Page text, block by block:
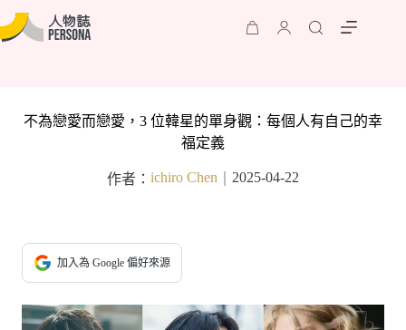
不為戀愛而戀愛，3 位韓星的單身觀：每個人有自己的幸
福定義
作者： ichiro Chen 2025-04-22
加入為 Google 偏好來源